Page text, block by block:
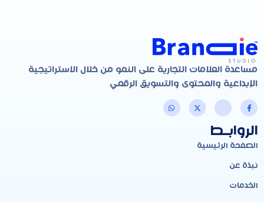
مساعدة العلامات التجارية على النمو من خلال الاستراتيجية
الإبداعية والمحتوى والتسويق الرقمي
الروابـط
الصفحة الرئيسية
نبذة عن
الخدمات